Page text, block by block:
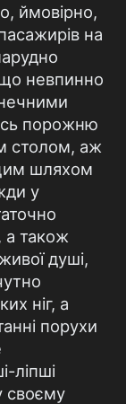
ймовірно,
на
невпинно
порожню
столом, аж
шляхом
у
а також
душі,
ніг, а
порухи
ліпші
своєму